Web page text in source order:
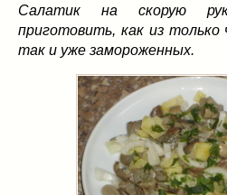
молочные
(4)
свекольник(2)
(4)
суп с фрикадельками
(8)
суп-пюре
холодные супы(22)
тушеное
(42)
Вкусные враги фигуры…(44)
Салатик на скорую
приготовить, как из только
так и уже замороженных.